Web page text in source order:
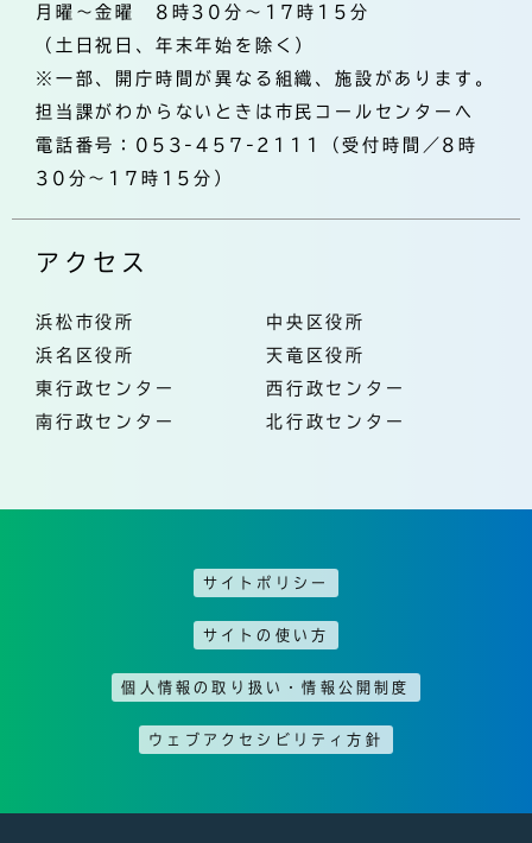
月曜～金曜 8時30分～17時15分
（土日祝日、年末年始を除く）
※一部、開庁時間が異なる組織、施設があります。
担当課がわからないときは市民コールセンターへ
電話番号：053-457-2111（受付時間／8時
30分～17時15分）
アクセス
浜松市役所
中央区役所
浜名区役所
天竜区役所
東行政センター
西行政センター
南行政センター
北行政センター
サイトポリシー
サイトの使い方
個人情報の取り扱い・情報公開制度
ウェブアクセシビリティ方針